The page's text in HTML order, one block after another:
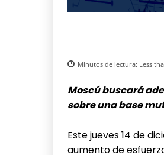
Minutos de lectura: Less
Moscú buscará
sobre una base
Este jueves 14 de
aumento de